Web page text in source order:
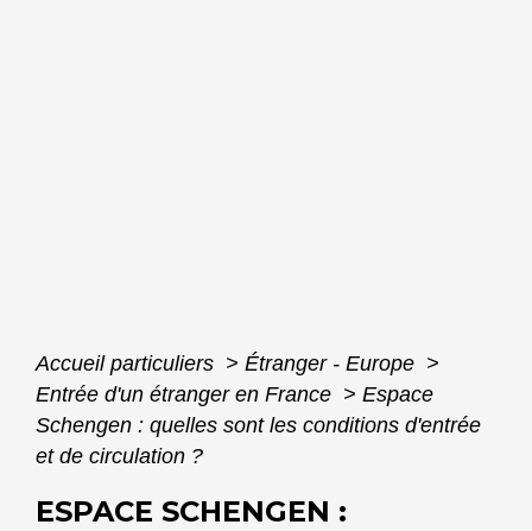
Accueil particuliers > Étranger - Europe >
Entrée d'un étranger en France > Espace
Schengen : quelles sont les conditions d'entrée
et de circulation ?
ESPACE SCHENGEN :